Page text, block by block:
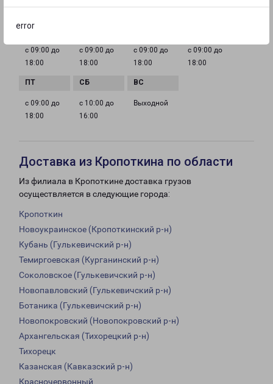
error
ГРАФИК РАБОТЫ
с 09:00 до
18:00
с 09:00 до
18:00
с 09:00 до
18:00
с 09:00 до
18:00
с 09:00 до
18:00
с 10:00 до
16:00
Выходной
Доставка из Кропоткина по области
Из филиала в Кропоткине доставка грузов
осуществляется в следующие города:
Кропоткин
Новоукраинское (Кропоткинский р-н)
Кубань (Гулькевичский р-н)
Темиргоевская (Курганинский р-н)
Соколовское (Гулькевичский р-н)
Новопавловский (Гулькевичский р-н)
Ботаника (Гулькевичский р-н)
Новопокровский (Новопокровский р-н)
Архангельская (Тихорецкий р-н)
Тихорецк
Казанская (Кавказский р-н)
Красночервонный